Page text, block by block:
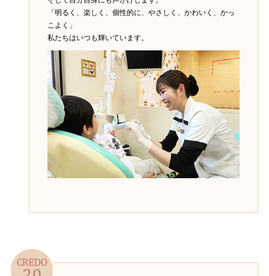
「明るく、楽しく、個性的に、やさしく、かわいく、かっ
こよく」
私たちはいつも輝いています。